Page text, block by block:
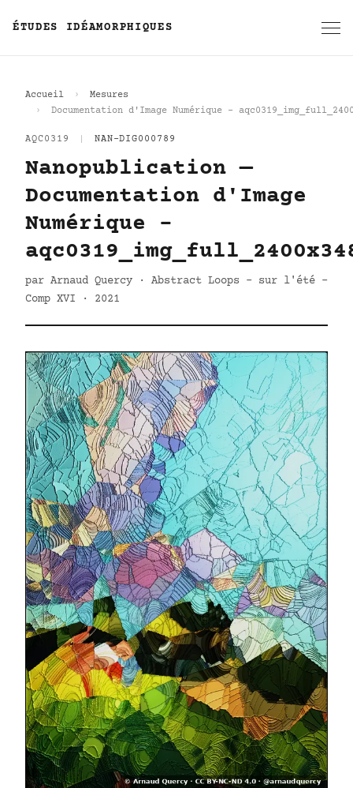
ÉTUDES IDÉAMORPHIQUES
Accueil
Mesures
Documentation d'Image Numérique -
AQC0319 NAN-DIG000789
Nanopublication —
Documentation d'Image
Numérique -
par Arnaud Quercy · Abstract Loops - sur l'été -
Comp XVI · 2021